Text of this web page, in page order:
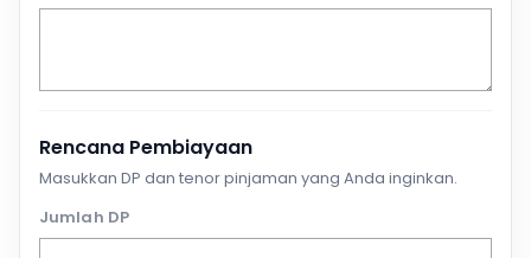
Rencana Pembiayaan
Masukkan DP dan tenor pinjaman yang Anda inginkan.
Jumlah DP